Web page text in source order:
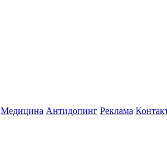
Медицина Антидопинг Реклама